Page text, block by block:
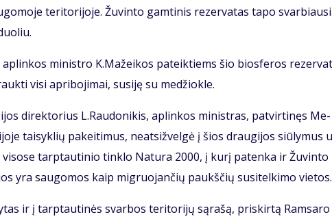
te­ri­to­ri­jo­je. Žu­vin­to gam­ti­nis re­zer­va­tas ta­po
mi­nist­ro K.Ma­žei­kos pa­teik­tiems šio bios­fe­ros
vi­si ap­ri­bo­ji­mai, su­si­ję su me­džiok­le.
di­rek­to­rius L.Rau­do­ni­kis, ap­lin­kos mi­nist­ras, pa­tvir­ti­nęs Me­
tai­syk­lių pa­kei­ti­mus, neat­si­žvel­gė į šios drau­gi­jos siū­ly­mus
tarp­tau­ti­nio tin­klo Na­tu­ra 2000, į ku­rį pa­ten­ka ir Žu­vin­to
yra sau­go­mos kaip mig­ruo­jan­čių paukš­čių su­si­tel­ki­mo vie­tos.
ir į tarp­tau­ti­nės svar­bos te­ri­to­ri­jų są­ra­šą, pri­skir­tą Ram­sa­ro